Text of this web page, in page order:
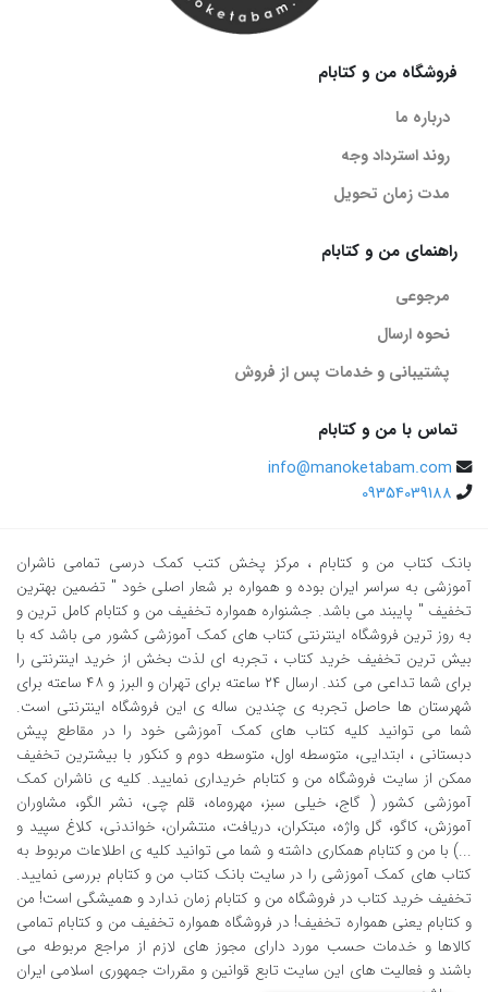
فروشگاه من و کتابام
درباره ما
روند استرداد وجه
مدت زمان تحویل
راهنمای من و کتابام
مرجوعی
نحوه ارسال
پشتیبانی و خدمات پس از فروش
تماس با من و کتابام
info@manoketabam.com
09354039188
بانک کتاب من و کتابام ، مرکز پخش کتب کمک درسی تمامی ناشران
آموزشی به سراسر ایران بوده و همواره بر شعار اصلی خود " تضمین بهترین
تخفیف " پایبند می باشد. جشنواره همواره تخفیف من و کتابام کامل ترین و
به روز ترین فروشگاه اینترنتی کتاب های کمک آموزشی کشور می باشد که با
بیش ترین تخفیف خرید کتاب ، تجربه ای لذت بخش از خرید اینترنتی را
برای شما تداعی می کند. ارسال ٢٤ ساعته برای تهران و البرز و ٤٨ ساعته برای
شهرستان ها حاصل تجربه ی چندین ساله ی این فروشگاه اینترنتی است.
شما می توانید کلیه کتاب های کمک آموزشی خود را در مقاطع پیش
دبستانی ، ابتدایی، متوسطه اول، متوسطه دوم و کنکور با بیشترین تخفیف
ممکن از سایت فروشگاه من و کتابام خریداری نمایید. کلیه ی ناشران کمک
آموزشی کشور ( گاج، خیلی سبز، مهروماه، قلم چی، نشر الگو، مشاوران
آموزش، کاگو، گل واژه، مبتکران، دریافت، منتشران، خواندنی، کلاغ سپید و
...) با من و کتابام همکاری داشته و شما می توانید کلیه ی اطلاعات مربوط به
کتاب های کمک آموزشی را در سایت بانک کتاب من و کتابام بررسی نمایید.
تخفیف خرید کتاب در فروشگاه من و کتابام زمان ندارد و همیشگی است! من
و کتابام یعنی همواره تخفیف! در فروشگاه همواره تخفیف من و کتابام تمامی
کالاها و خدمات حسب مورد دارای مجوز های لازم از مراجع مربوطه می
باشند و فعالیت های این سایت تابع قوانین و مقررات جمهوری اسلامی ایران